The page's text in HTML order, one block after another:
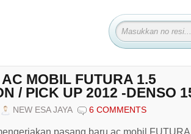
MOBIL FUTURA 1.5
/ PICK UP 2012 -DENSO
NEW ESA JAYA 6 COMMENTS
pasang baru ac mobil